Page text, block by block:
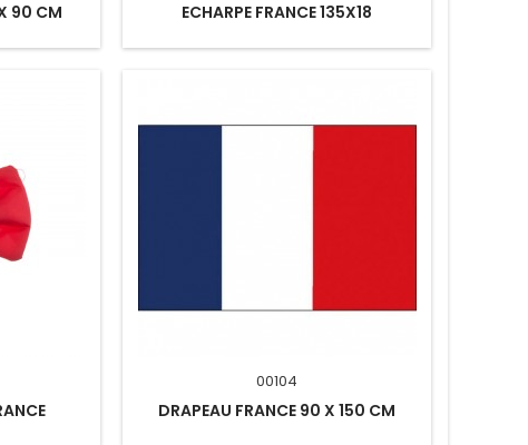
90 CM ECHARPE FRANCE 135X18
00104
DRAPEAU FRANCE 90 X 150 CM